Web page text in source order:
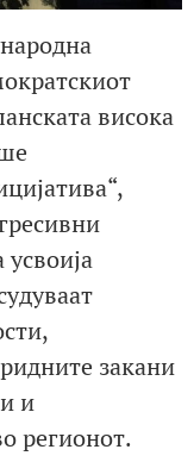
висока
закани
и
регионот.